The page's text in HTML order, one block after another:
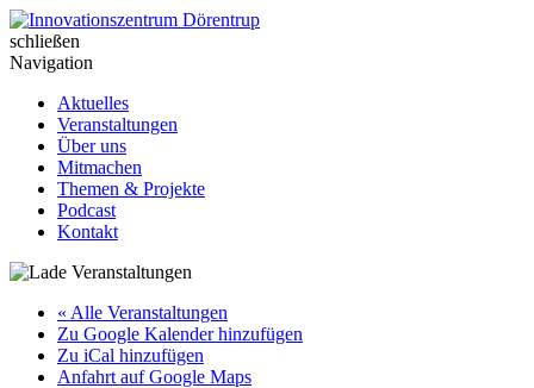
Skip
to
content
Innovationszentrum Dörentrup
schließen
Navigation
Aktuelles
Veranstaltungen
Über uns
Mitmachen
Themen & Projekte
Podcast
Kontakt
« Alle Veranstaltungen
Zu Google Kalender hinzufügen
Zu iCal hinzufügen
Anfahrt auf Google Maps